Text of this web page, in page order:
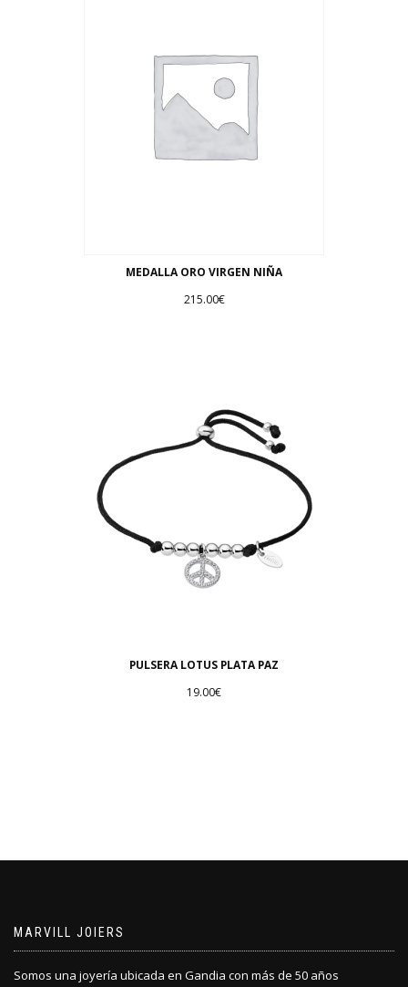
MEDALLA ORO VIRGEN NIÑA
215.00€
PULSERA LOTUS PLATA PAZ
19.00€
MARVILL JOIERS
Somos una joyería ubicada en Gandia con más de 50 años